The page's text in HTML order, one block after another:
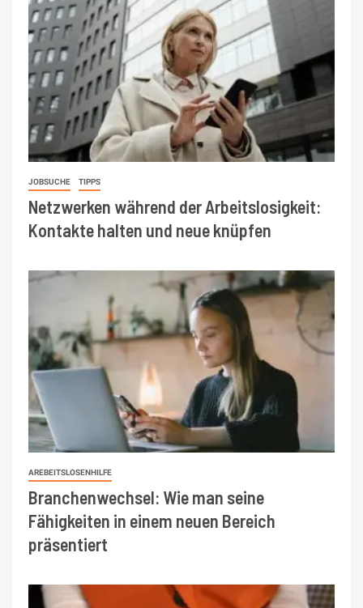
JOBSUCHE TIPPS
Netzwerken während der Arbeitslosigkeit:
Kontakte halten und neue knüpfen
AREBEITSLOSENHILFE
Branchenwechsel: Wie man seine
Fähigkeiten in einem neuen Bereich
präsentiert